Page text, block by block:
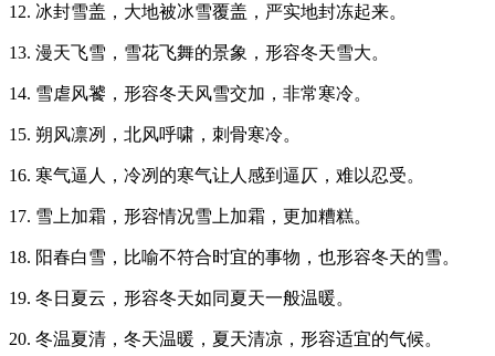
12. 冰封雪盖，大地被冰雪覆盖，严实地封冻起来。
13. 漫天飞雪，雪花飞舞的景象，形容冬天雪大。
14. 雪虐风饕，形容冬天风雪交加，非常寒冷。
15. 朔风凛冽，北风呼啸，刺骨寒冷。
16. 寒气逼人，冷冽的寒气让人感到逼仄，难以忍受。
17. 雪上加霜，形容情况雪上加霜，更加糟糕。
18. 阳春白雪，比喻不符合时宜的事物，也形容冬天的雪。
19. 冬日夏云，形容冬天如同夏天一般温暖。
20. 冬温夏清，冬天温暖，夏天清凉，形容适宜的气候。